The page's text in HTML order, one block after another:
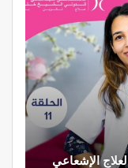
الإشعاعي